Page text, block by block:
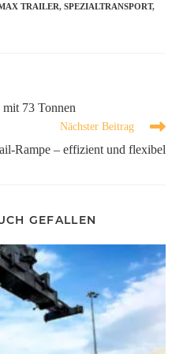
TRAILER, SPEZIALTRANSPORT,
73 Tonnen
Nächster Beitrag
Rampe – effizient und flexibel
GEFALLEN